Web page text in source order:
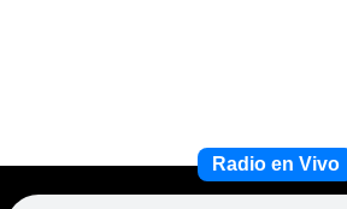
Radio en Vivo